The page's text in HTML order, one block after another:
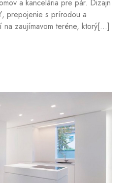
a kancelária pre pár. Dizajn
prepojenie s prírodou a
zaujímavom teréne, ktorý[...]